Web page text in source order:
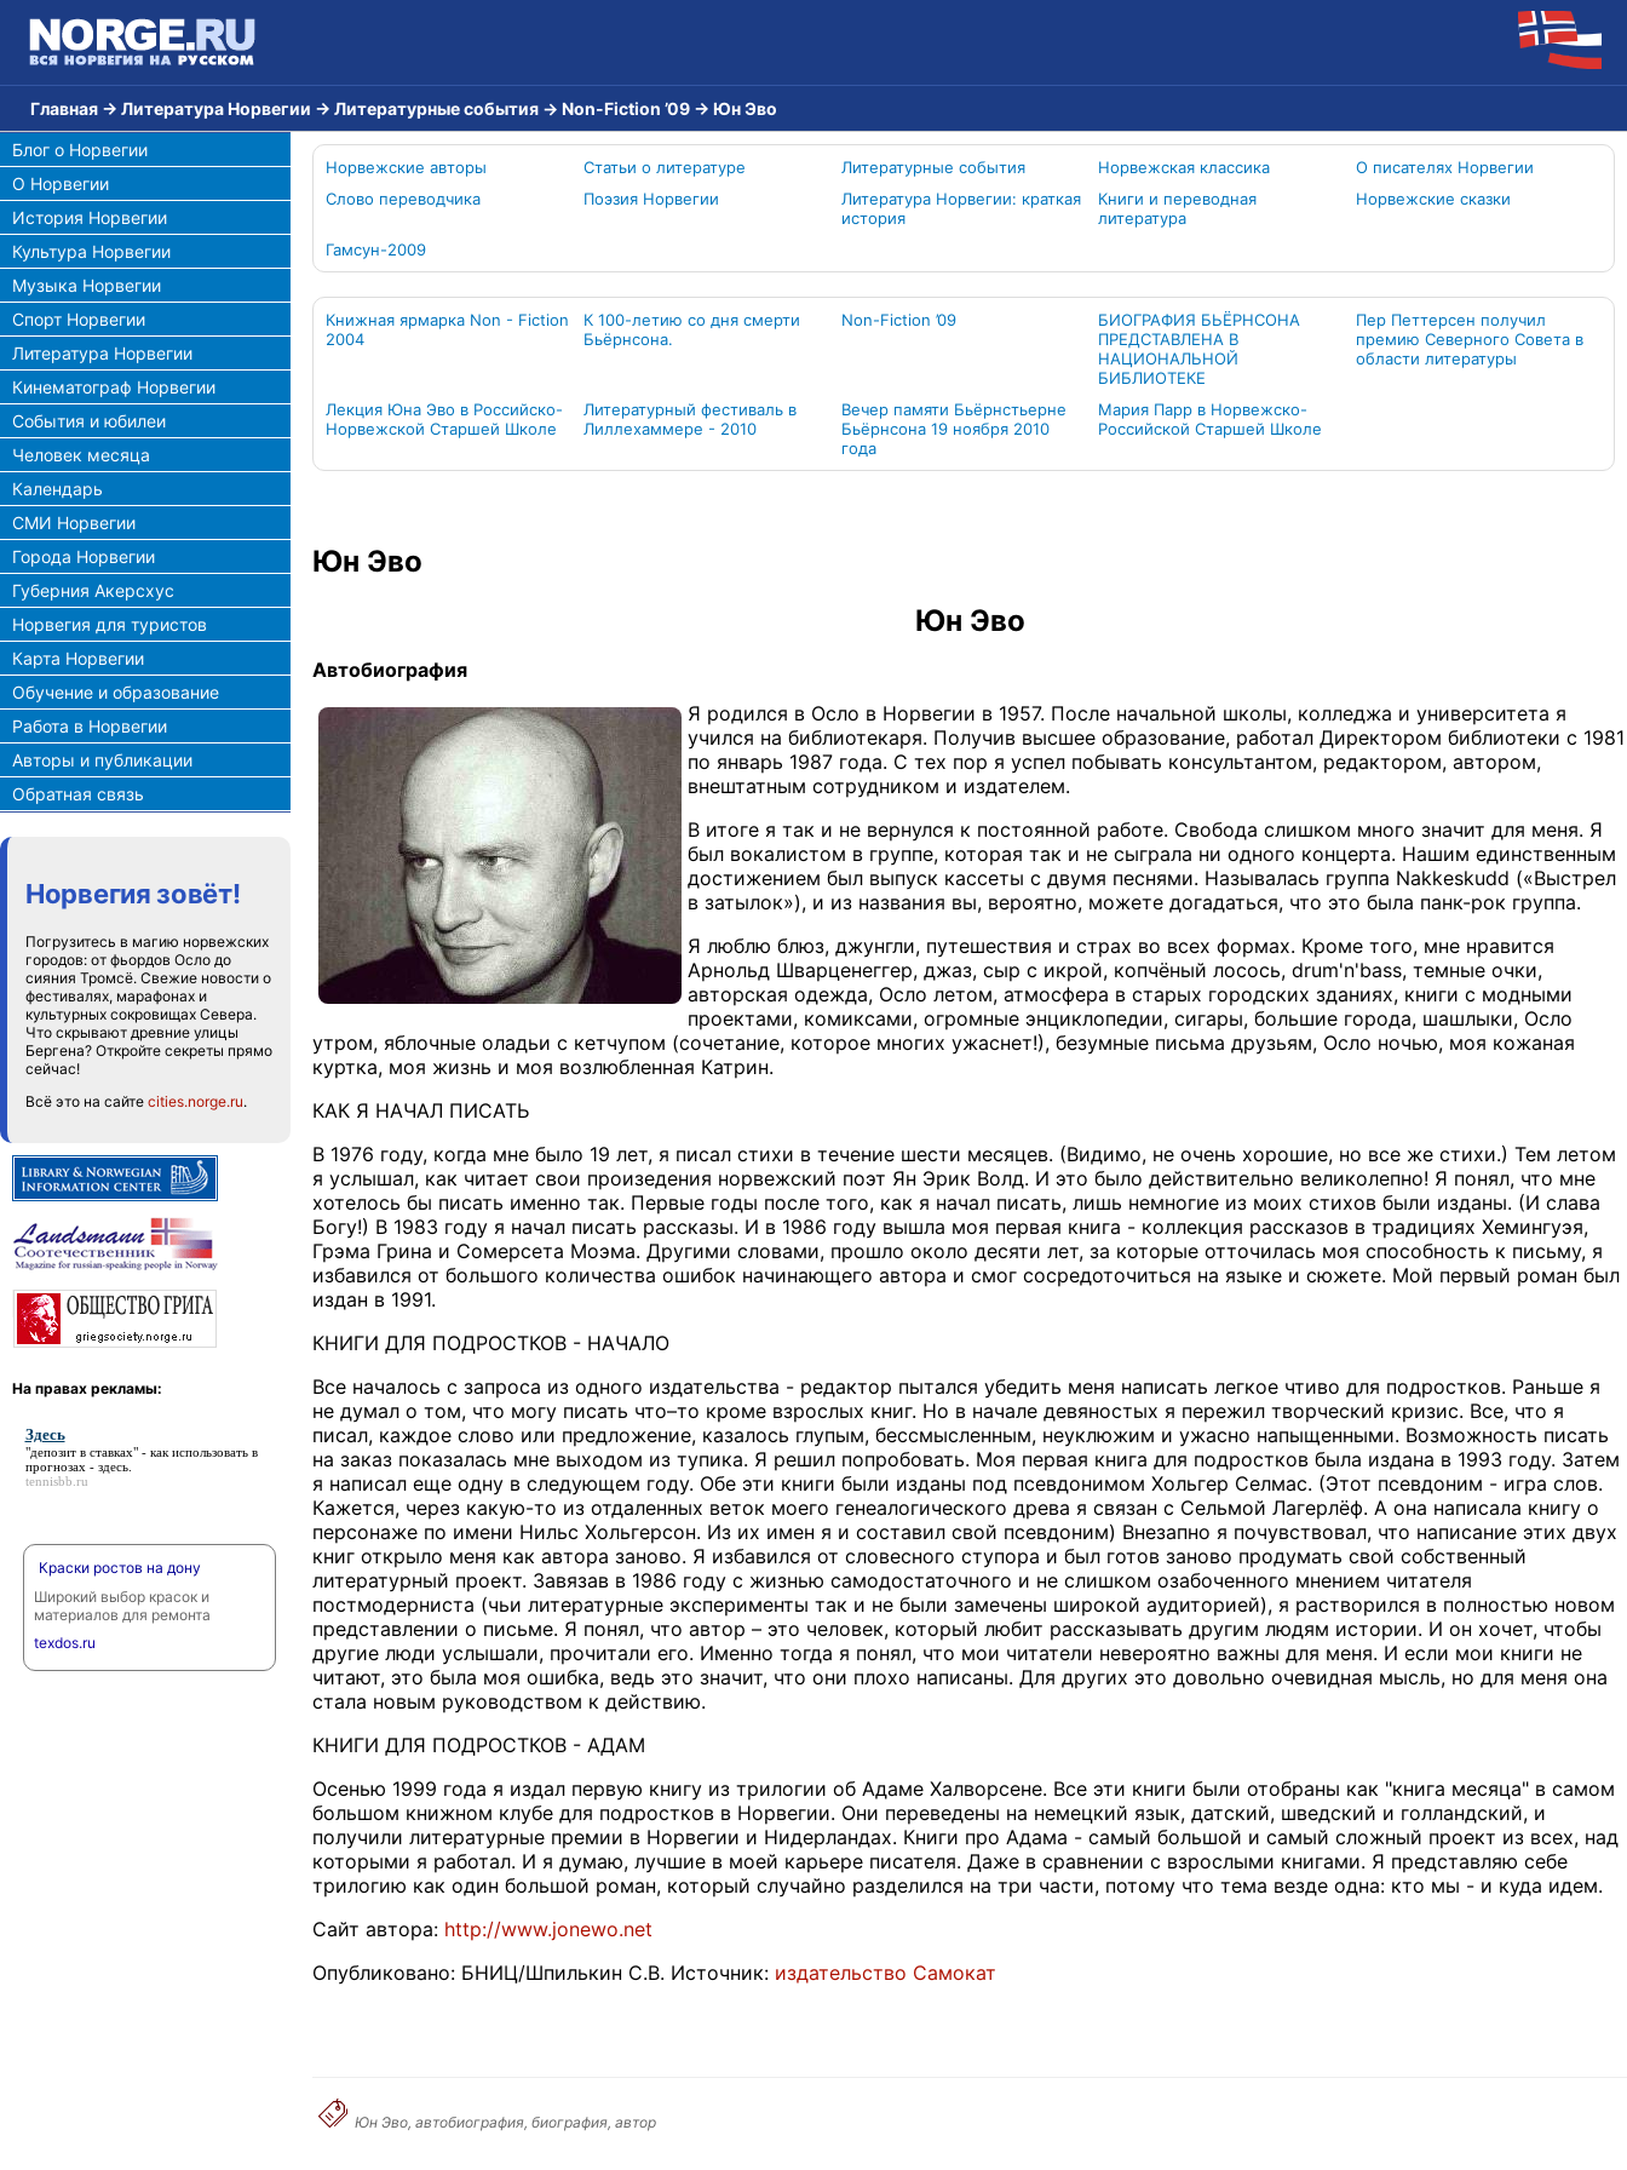
Главная → Литература Норвегии → Литературные события → Non-Fiction ’09 → Юн Эво
Блог о Норвегии
О Норвегии
История Норвегии
Культура Норвегии
Музыка Норвегии
Спорт Норвегии
Литература Норвегии
Кинематограф Норвегии
События и юбилеи
Человек месяца
Календарь
СМИ Норвегии
Города Норвегии
Губерния Акерсхус
Норвегия для туристов
Карта Норвегии
Обучение и образование
Работа в Норвегии
Авторы и публикации
Обратная связь
Норвегия зовёт!
Погрузитесь в магию норвежских
городов: от фьордов Осло до
сияния Тромсё. Свежие новости о
фестивалях, марафонах и
культурных сокровищах Севера.
Что скрывают древние улицы
Бергена? Откройте секреты прямо
сейчас!
Всё это на сайте cities.norge.ru.
На правах рекламы:
Здесь
"депозит в ставках" - как использовать в
прогнозах - здесь.
tennisbb.ru
Краски ростов на дону
Широкий выбор красок и
материалов для ремонта
texdos.ru
Норвежские авторы Статьи о литературе Литературные события Норвежская классика
О писателях Норвегии
Слово переводчика
Поэзия Норвегии
Литература Норвегии: краткая
история
Книги и переводная
литература
Норвежские сказки
Гамсун-2009
Книжная ярмарка Non - Fiction
2004
К 100-летию со дня смерти
Бьёрнсона.
Non-Fiction ’09
БИОГРАФИЯ БЬЁРНСОНА
ПРЕДСТАВЛЕНА В
НАЦИОНАЛЬНОЙ
БИБЛИОТЕКЕ
Пер Петтерсен получил
премию Северного Совета в
области литературы
Лекция Юна Эво в Российско-
Норвежской Старшей Школе
Литературный фестиваль в
Лиллехаммере - 2010
Вечер памяти Бьёрнстьерне
Бьёрнсона 19 ноября 2010
года
Мария Парр в Норвежско-
Российской Старшей Школе
Юн Эво
Юн Эво
Автобиография
Я родился в Осло в Норвегии в 1957. После начальной школы, колледжа и университета я
учился на библиотекаря. Получив высшее образование, работал Директором библиотеки с 1981
по январь 1987 года. С тех пор я успел побывать консультантом, редактором, автором,
внештатным сотрудником и издателем.
В итоге я так и не вернулся к постоянной работе. Свобода слишком много значит для меня. Я
был вокалистом в группе, которая так и не сыграла ни одного концерта. Нашим единственным
достижением был выпуск кассеты с двумя песнями. Называлась группа Nakkeskudd («Выстрел
в затылок»), и из названия вы, вероятно, можете догадаться, что это была панк-рок группа.
Я люблю блюз, джунгли, путешествия и страх во всех формах. Кроме того, мне нравится
Арнольд Шварценеггер, джаз, сыр с икрой, копчёный лосось, drum'n'bass, темные очки,
авторская одежда, Осло летом, атмосфера в старых городских зданиях, книги с модными
проектами, комиксами, огромные энциклопедии, сигары, большие города, шашлыки, Осло
утром, яблочные оладьи с кетчупом (сочетание, которое многих ужаснет!), безумные письма друзьям, Осло ночью, моя кожаная
куртка, моя жизнь и моя возлюбленная Катрин.
КАК Я НАЧАЛ ПИСАТЬ
В 1976 году, когда мне было 19 лет, я писал стихи в течение шести месяцев. (Видимо, не очень хорошие, но все же стихи.) Тем летом
я услышал, как читает свои произедения норвежский поэт Ян Эрик Волд. И это было действительно великолепно! Я понял, что мне
хотелось бы писать именно так. Первые годы после того, как я начал писать, лишь немногие из моих стихов были изданы. (И слава
Богу!) В 1983 году я начал писать рассказы. И в 1986 году вышла моя первая книга - коллекция рассказов в традициях Хемингуэя,
Грэма Грина и Сомерсета Моэма. Другими словами, прошло около десяти лет, за которые отточилась моя способность к письму, я
избавился от большого количества ошибок начинающего автора и смог сосредоточиться на языке и сюжете. Мой первый роман был
издан в 1991.
КНИГИ ДЛЯ ПОДРОСТКОВ - НАЧАЛО
Все началось с запроса из одного издательства - редактор пытался убедить меня написать легкое чтиво для подростков. Раньше я
не думал о том, что могу писать что–то кроме взрослых книг. Но в начале девяностых я пережил творческий кризис. Все, что я
писал, каждое слово или предложение, казалось глупым, бессмысленным, неуклюжим и ужасно напыщенными. Возможность писать
на заказ показалась мне выходом из тупика. Я решил попробовать. Моя первая книга для подростков была издана в 1993 году. Затем
я написал еще одну в следующем году. Обе эти книги были изданы под псевдонимом Хольгер Селмас. (Этот псевдоним - игра слов.
Кажется, через какую-то из отдаленных веток моего генеалогического древа я связан с Сельмой Лагерлёф. А она написала книгу о
персонаже по имени Нильс Хольгерсон. Из их имен я и составил свой псевдоним) Внезапно я почувствовал, что написание этих двух
книг открыло меня как автора заново. Я избавился от словесного ступора и был готов заново продумать свой собственный
литературный проект. Завязав в 1986 году с жизнью самодостаточного и не слишком озабоченного мнением читателя
постмодерниста (чьи литературные эксперименты так и не были замечены широкой аудиторией), я растворился в полностью новом
представлении о письме. Я понял, что автор – это человек, который любит рассказывать другим людям истории. И он хочет, чтобы
другие люди услышали, прочитали его. Именно тогда я понял, что мои читатели невероятно важны для меня. И если мои книги не
читают, это была моя ошибка, ведь это значит, что они плохо написаны. Для других это довольно очевидная мысль, но для меня она
стала новым руководством к действию.
КНИГИ ДЛЯ ПОДРОСТКОВ - АДАМ
Осенью 1999 года я издал первую книгу из трилогии об Адаме Халворсене. Все эти книги были отобраны как "книга месяца" в самом
большом книжном клубе для подростков в Норвегии. Они переведены на немецкий язык, датский, шведский и голландский, и
получили литературные премии в Норвегии и Нидерландах. Книги про Адама - самый большой и самый сложный проект из всех, над
которыми я работал. И я думаю, лучшие в моей карьере писателя. Даже в сравнении с взрослыми книгами. Я представляю себе
трилогию как один большой роман, который случайно разделился на три части, потому что тема везде одна: кто мы - и куда идем.
Сайт автора: http://www.jonewo.net
Опубликовано: БНИЦ/Шпилькин С.В. Источник: издательство Самокат
Юн Эво, автобиография, биография, автор